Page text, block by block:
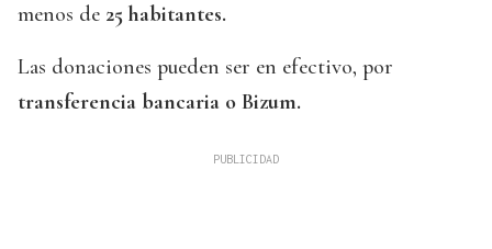
menos de 25 habitantes.
Las donaciones pueden ser en efectivo, por
transferencia bancaria o Bizum.